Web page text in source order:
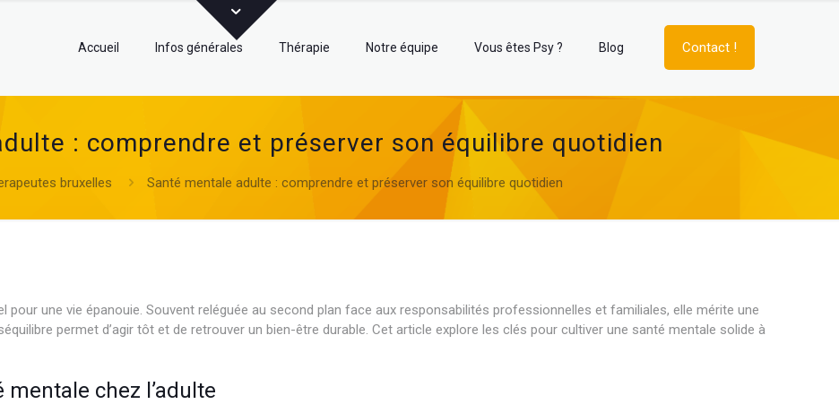
Accueil Infos générales Thérapie Notre équipe Vous êtes Psy ? Blog Contact !
: comprendre et préserver son équilibre quotidien
bruxelles Santé mentale adulte : comprendre et préserver son équilibre quotidien
pour une vie épanouie. Souvent reléguée au second plan face aux responsabilités professionnelles et familiales, elle mérite une
permet d’agir tôt et de retrouver un bien-être durable. Cet article explore les clés pour cultiver une santé mentale solide à
chez l’adulte